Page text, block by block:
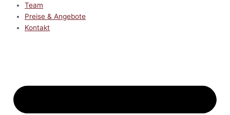
Team
Preise & Angebote
Kontakt